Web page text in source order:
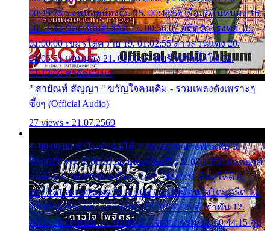
00:45:25 รอหน่อยน้องติ๋ม 15. 00:48:56 เรือล่มในหนอง 16.
00:51:43 บัตรเชิญสีเลือด 17. 00:56:07 อดีตรักโรงทอ 18.
01:00:00 เขมรไล่ควาย 19. 01:02:55 สาวสวนแตง 20.
01:05:51 แอบมอง 21. 01:09:27 พบรักปากน้ำโพ 22.
01:13:06 สายัณห์เมา
" สายัณห์ สัญญา " ขวัญใจคนเดิม - รวมเพลงดังเพราะๆ
ซึ้งๆ (Official Audio)
27 views • 21.07.2569
1. 00:00:00 ทำไมทำฉันได้ 2. 00:03:20 นางฟ้าสลัม 3.
00:06:50 คน 4. 00:10:36 บุญเหลือเกิน 5. 00:13:58 ฝนหยาด
สุดท้าย 6. 00:17:30 ยาใจยาจก 7. 00:20:30 คิดดูให้ดี 8.
00:24:21 ลบรอยแผลรัก 9. 00:27:35 เหมือนใจโดนกรีด 10.
00:30:54 ขบวนการเปาเปียว 11. 00:34:05 คำรำพัน 12.
00:37:20 ปาหนัน 13. 00:40:37 ใจเจ้ากรรม 14. 00:44:15 จูบ